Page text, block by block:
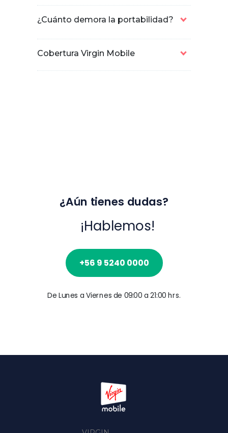
¿Aún tienes dudas?
¡Hablemos!
De Lunes a Viernes de 09:00 a 21:00 hrs.
+56 9 5240 0000
¿Cuánto demora la portabilidad?
Cobertura Virgin Mobile